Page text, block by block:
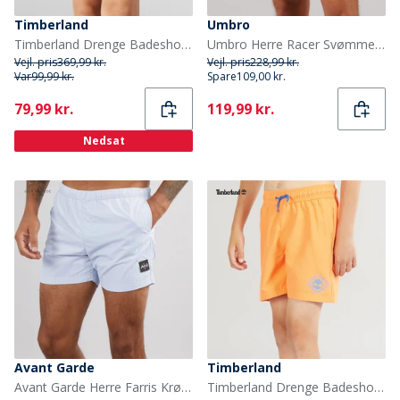
Timberland
Timberland Drenge Badeshorts Medieval Blue
Vejl. pris369,99 kr.
Var99,99 kr.
Current
79,99 kr.
Nedsat
Umbro
Umbro Herre Racer Svømme Shorts Blå/Rød/Hvid
Vejl. pris228,99 kr.
Spare109,00 kr.
Current
119,99 kr.
Avant Garde
Avant Garde Herre Farris Krølle Badeshorts Sølv Blå
Timberland
Timberland Drenge Badeshorts Nektarin